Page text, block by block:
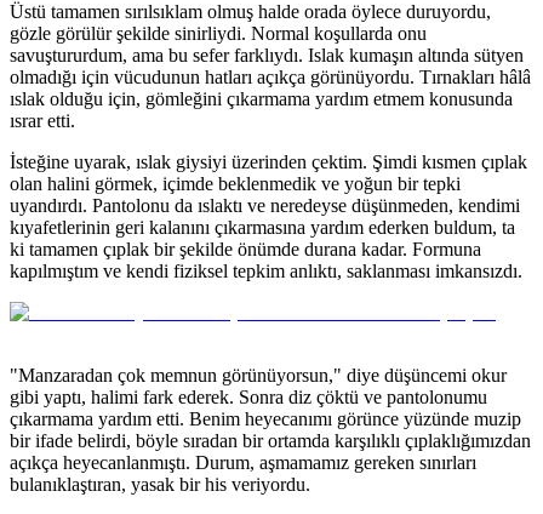
Üstü tamamen sırılsıklam olmuş halde orada öylece duruyordu,
gözle görülür şekilde sinirliydi. Normal koşullarda onu
savuştururdum, ama bu sefer farklıydı. Islak kumaşın altında sütyen
olmadığı için vücudunun hatları açıkça görünüyordu. Tırnakları hâlâ
ıslak olduğu için, gömleğini çıkarmama yardım etmem konusunda
ısrar etti.
İsteğine uyarak, ıslak giysiyi üzerinden çektim. Şimdi kısmen çıplak
olan halini görmek, içimde beklenmedik ve yoğun bir tepki
uyandırdı. Pantolonu da ıslaktı ve neredeyse düşünmeden, kendimi
kıyafetlerinin geri kalanını çıkarmasına yardım ederken buldum, ta
ki tamamen çıplak bir şekilde önümde durana kadar. Formuna
kapılmıştım ve kendi fiziksel tepkim anlıktı, saklanması imkansızdı.
"Manzaradan çok memnun görünüyorsun," diye düşüncemi okur
gibi yaptı, halimi fark ederek. Sonra diz çöktü ve pantolonumu
çıkarmama yardım etti. Benim heyecanımı görünce yüzünde muzip
bir ifade belirdi, böyle sıradan bir ortamda karşılıklı çıplaklığımızdan
açıkça heyecanlanmıştı. Durum, aşmamamız gereken sınırları
bulanıklaştıran, yasak bir his veriyordu.